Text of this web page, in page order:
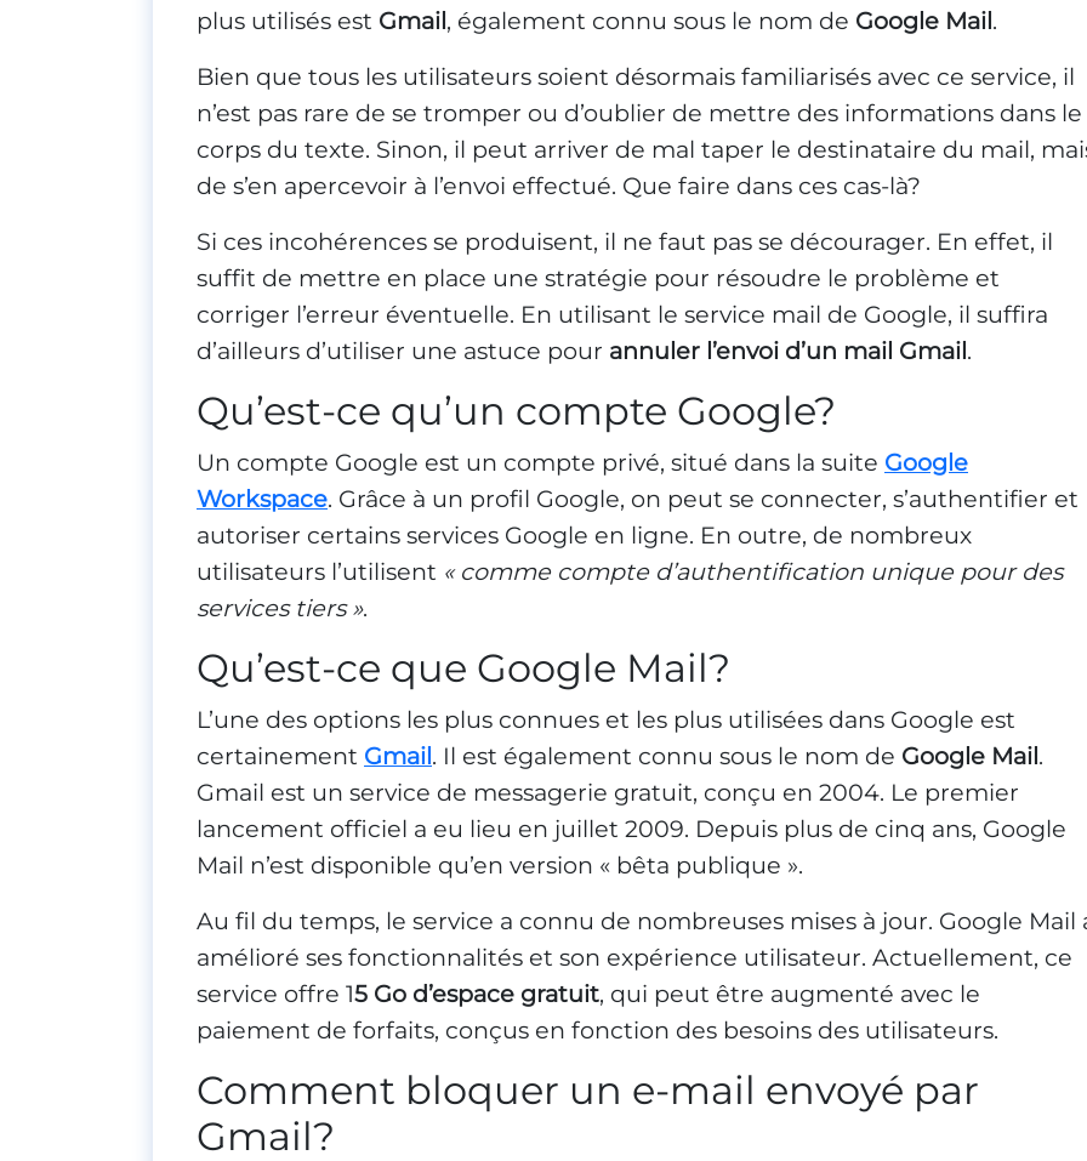
plus utilisés est Gmail, également connu sous le nom de Google Mail.
Bien que tous les utilisateurs soient désormais familiarisés avec ce service, il
n’est pas rare de se tromper ou d’oublier de mettre des informations dans le
corps du texte. Sinon, il peut arriver de mal taper le destinataire du mail,
de s’en apercevoir à l’envoi effectué. Que faire dans ces cas-là?
Si ces incohérences se produisent, il ne faut pas se décourager. En effet, il
suffit de mettre en place une stratégie pour résoudre le problème et
corriger l’erreur éventuelle. En utilisant le service mail de Google, il suffira
d’ailleurs d’utiliser une astuce pour annuler l’envoi d’un mail Gmail.
Qu’est-ce qu’un compte Google?
Un compte Google est un compte privé, situé dans la suite Google
Workspace. Grâce à un profil Google, on peut se connecter, s’authentifier et
autoriser certains services Google en ligne. En outre, de nombreux
utilisateurs l’utilisent « comme compte d’authentification unique pour des
services tiers ».
Qu’est-ce que Google Mail?
L’une des options les plus connues et les plus utilisées dans Google est
certainement Gmail. Il est également connu sous le nom de Google Mail.
Gmail est un service de messagerie gratuit, conçu en 2004. Le premier
lancement officiel a eu lieu en juillet 2009. Depuis plus de cinq ans, Google
Mail n’est disponible qu’en version « bêta publique ».
Au fil du temps, le service a connu de nombreuses mises à jour. Google Mail
amélioré ses fonctionnalités et son expérience utilisateur. Actuellement, ce
service offre 15 Go d’espace gratuit, qui peut être augmenté avec le
paiement de forfaits, conçus en fonction des besoins des utilisateurs.
Comment bloquer un e-mail envoyé par
Gmail?